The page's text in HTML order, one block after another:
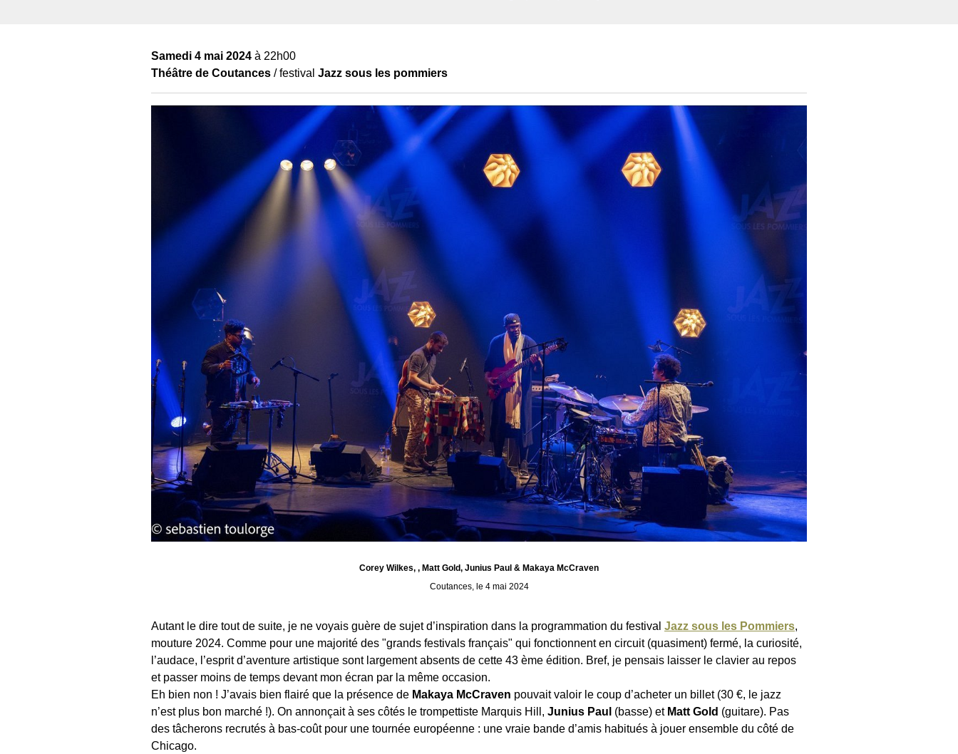
Samedi 4 mai 2024 à 22h00
Théâtre de Coutances / festival Jazz sous les pommiers
Corey Wilkes, , Matt Gold, Junius Paul & Makaya McCraven
Coutances, le 4 mai 2024
Autant le dire tout de suite, je ne voyais guère de sujet d’inspiration dans la programmation du festival Jazz sous les Pommiers,
mouture 2024. Comme pour une majorité des "grands festivals français" qui fonctionnent en circuit (quasiment) fermé, la curiosité,
l’audace, l’esprit d’aventure artistique sont largement absents de cette 43 ème édition. Bref, je pensais laisser le clavier au repos
et passer moins de temps devant mon écran par la même occasion.
Eh bien non ! J’avais bien flairé que la présence de Makaya McCraven pouvait valoir le coup d’acheter un billet (30 €, le jazz
n’est plus bon marché !). On annonçait à ses côtés le trompettiste Marquis Hill, Junius Paul (basse) et Matt Gold (guitare). Pas
des tâcherons recrutés à bas-coût pour une tournée européenne : une vraie bande d’amis habitués à jouer ensemble du côté de
Chicago.